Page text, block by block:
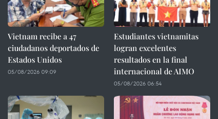
Vietnam recibe a 47
ciudadanos deportados de
Estados Unidos
05/08/2026 09:09
Estudiantes vietnamitas
logran excelentes
resultados en la final
internacional de AIMO
05/08/2026 06:54